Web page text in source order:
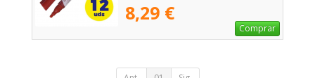
8,29 €
Comprar